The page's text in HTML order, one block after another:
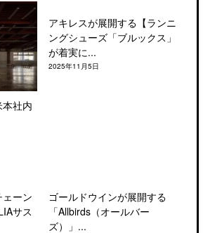
社内
アキレスが展開する【ランニ
ングシューズ「ブルックス」
が着実に...
2025年11月5日
ーン
サス
ゴールドウインが展開する
「Allbirds（オールバー
ズ）」...